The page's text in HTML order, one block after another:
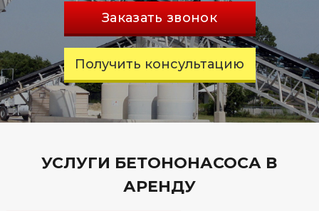
Заказать звонок
Получить консультацию
УСЛУГИ БЕТОНОНАСОСА В
АРЕНДУ